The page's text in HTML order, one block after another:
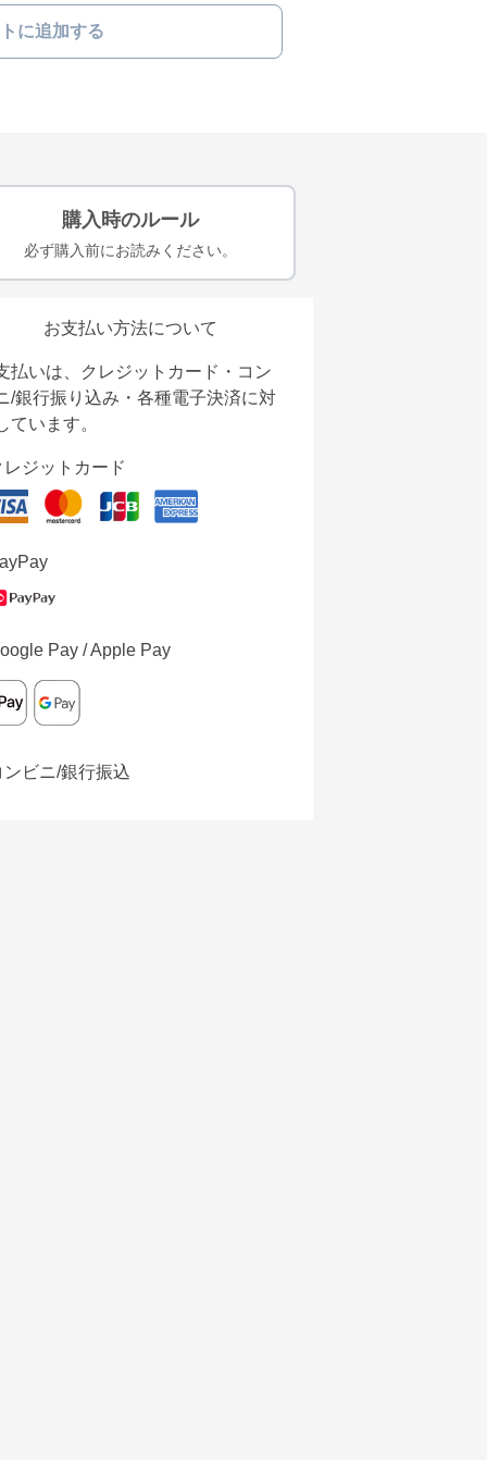
に追加する
購入時のルール
必ず購入前にお読みください。
お支払い方法について
払いは、クレジットカード・コン
/銀行振り込み・各種電子決済に対
ています。
レジットカード
Pay / Apple Pay
ンビニ/銀行振込